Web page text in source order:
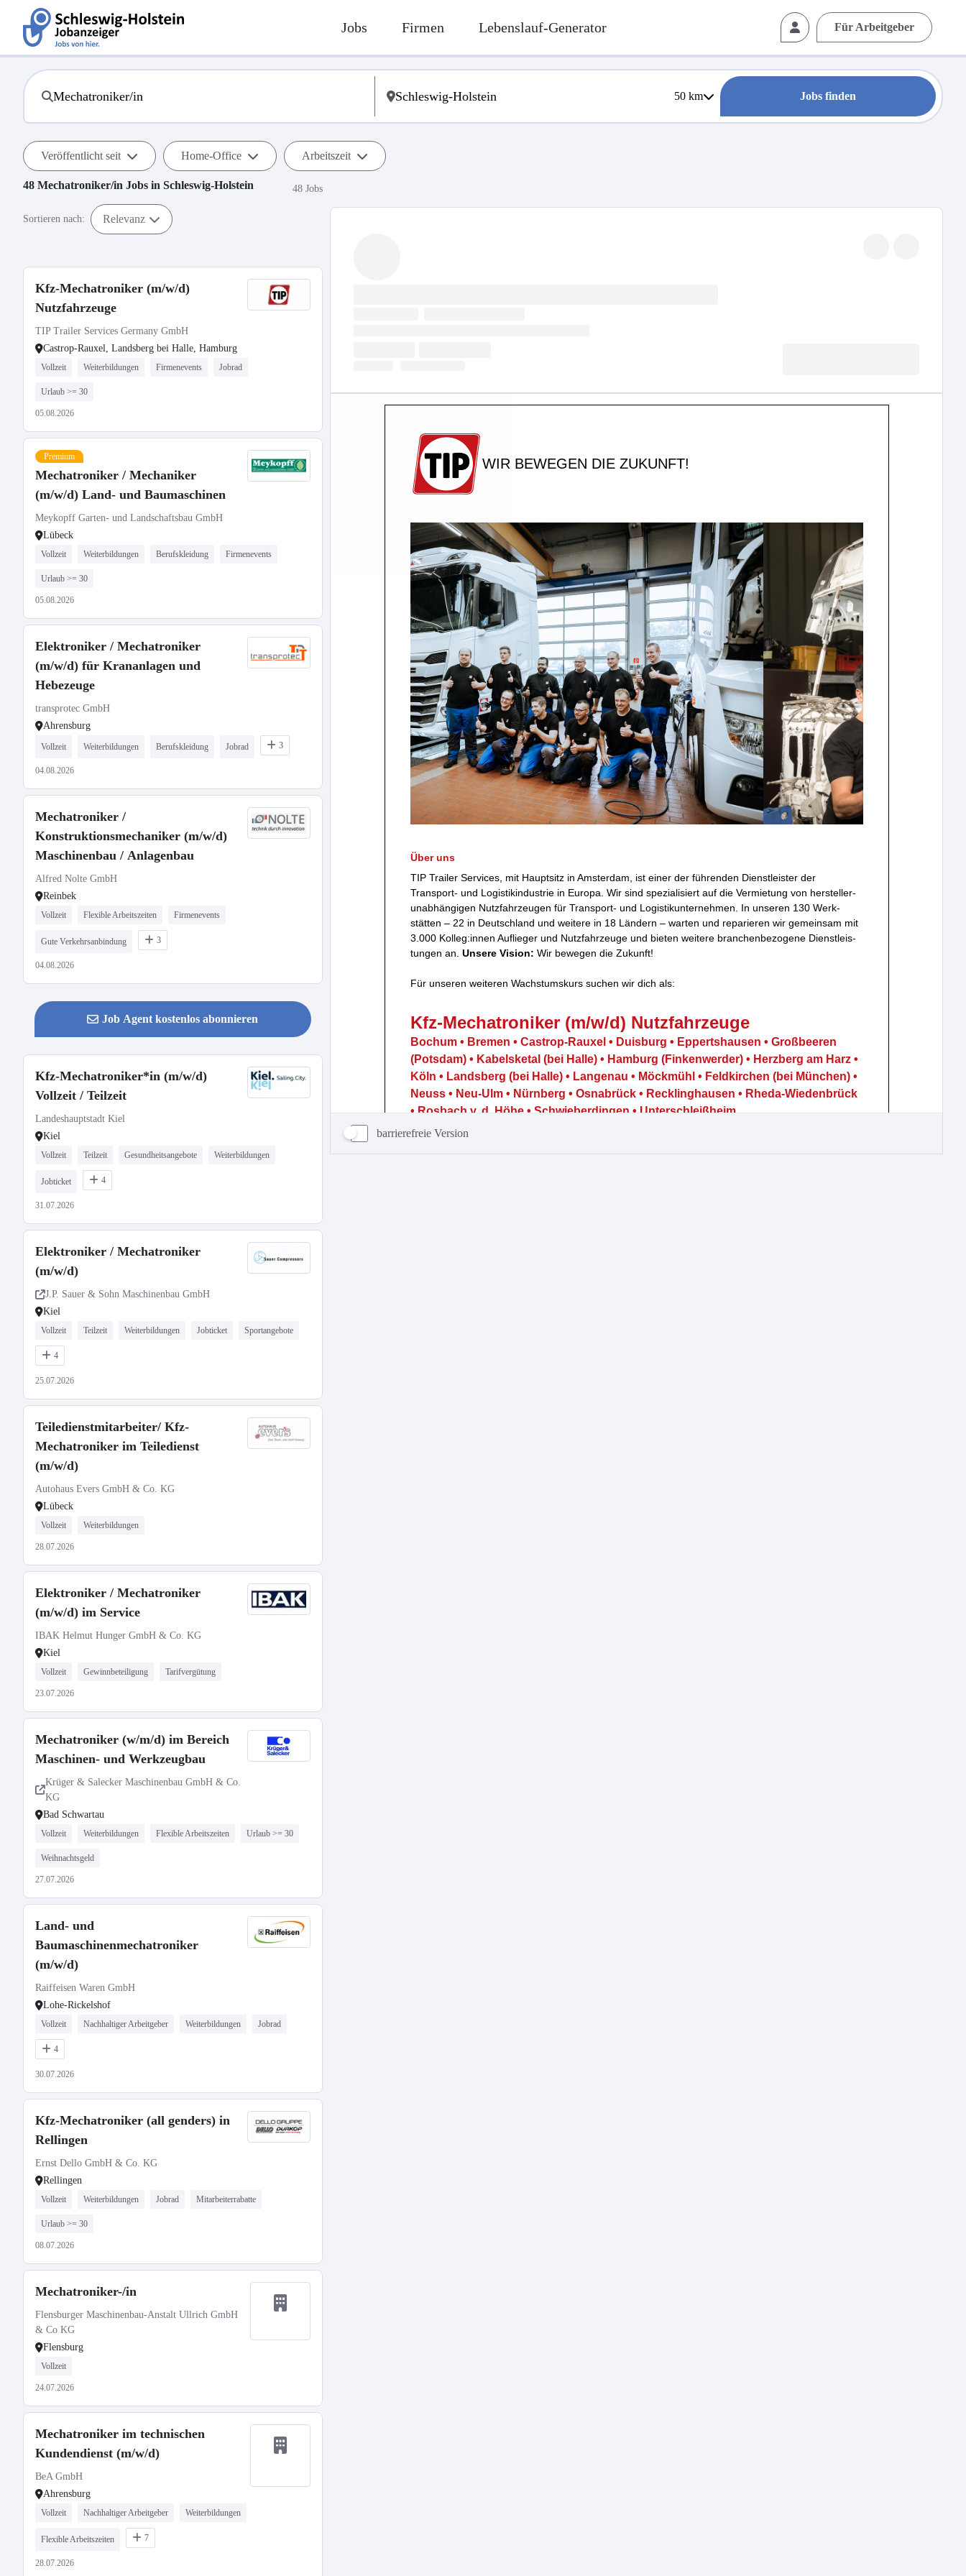
Jobs Firmen Lebenslauf-Generator Für Arbeitgeber
50km Jobs finden
Veröffentlicht seit Home-Office Arbeitszeit
48 Mechatroniker/in Jobs in Schleswig-Holstein 48 Jobs
Sortieren nach: Relevanz
Kfz-Mechatroniker (m/w/d)
Nutzfahrzeuge
TIP Trailer Services Germany GmbH
Castrop-Rauxel, Landsberg bei Halle, Hamburg
Vollzeit Weiterbildungen Firmenevents Jobrad
Urlaub >= 30
05.08.2026
Premium
Mechatroniker / Mechaniker
(m/w/d) Land- und Baumaschinen
Meykopff Garten- und Landschaftsbau GmbH
Lübeck
Vollzeit Weiterbildungen Berufskleidung Firmenevents
Urlaub >= 30
05.08.2026
Elektroniker / Mechatroniker
(m/w/d) für Krananlagen und
Hebezeuge
transprotec GmbH
Ahrensburg
Vollzeit Weiterbildungen Berufskleidung Jobrad 3
04.08.2026
Mechatroniker /
Konstruktionsmechaniker (m/w/d)
Maschinenbau / Anlagenbau
Alfred Nolte GmbH
Reinbek
Vollzeit Flexible Arbeitszeiten Firmenevents
Gute Verkehrsanbindung 3
04.08.2026
Job Agent kostenlos abonnieren
Kfz-Mechatroniker*in (m/w/d)
Vollzeit / Teilzeit
Landeshauptstadt Kiel
Kiel
Vollzeit Teilzeit Gesundheitsangebote Weiterbildungen
Jobticket 4
31.07.2026
Elektroniker / Mechatroniker
(m/w/d)
J.P. Sauer & Sohn Maschinenbau GmbH
Kiel
Vollzeit Teilzeit Weiterbildungen Jobticket Sportangebote
4
25.07.2026
Teiledienstmitarbeiter/ Kfz-
Mechatroniker im Teiledienst
(m/w/d)
Autohaus Evers GmbH & Co. KG
Lübeck
Vollzeit Weiterbildungen
28.07.2026
Elektroniker / Mechatroniker
(m/w/d) im Service
IBAK Helmut Hunger GmbH & Co. KG
Kiel
Vollzeit Gewinnbeteiligung Tarifvergütung
23.07.2026
Mechatroniker (w/m/d) im Bereich
Maschinen- und Werkzeugbau
Krüger & Salecker Maschinenbau GmbH & Co.
KG
Bad Schwartau
Vollzeit Weiterbildungen Flexible Arbeitszeiten Urlaub >= 30
Weihnachtsgeld
27.07.2026
Land- und
Baumaschinenmechatroniker
(m/w/d)
Raiffeisen Waren GmbH
Lohe-Rickelshof
Vollzeit Nachhaltiger Arbeitgeber Weiterbildungen Jobrad
4
30.07.2026
Kfz-Mechatroniker (all genders) in
Rellingen
Ernst Dello GmbH & Co. KG
Rellingen
Vollzeit Weiterbildungen Jobrad Mitarbeiterrabatte
Urlaub >= 30
08.07.2026
Mechatroniker-/in
Flensburger Maschinenbau-Anstalt Ullrich GmbH
& Co KG
Flensburg
Vollzeit
24.07.2026
Mechatroniker im technischen
Kundendienst (m/w/d)
BeA GmbH
Ahrensburg
Vollzeit Nachhaltiger Arbeitgeber Weiterbildungen
Flexible Arbeitszeiten 7
28.07.2026
barrierefreie Version